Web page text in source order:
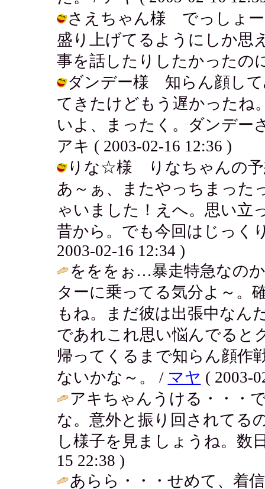
さえちゃん様 でっしょー
盛り上げてるようにしか思
事を話したりしたかったの
ダンデー様 知らん顔して
てきたけどもう遅かったね
いよ、まったく。ダンデー
アキ ( 2003-02-16 12:36 )
りな☆様 りなちゃんの予
あ～ぁ、またやっちまった
ゃいました！えへ。思い立
昔から。でも今回はじっく
2003-02-16 12:34 )
をををぉ…暴走特急なの
ターに乗ってる気分よ～。
もね。まだ彼は出張中なん
であれこれ思い悩んでると
帰ってくるまで知らん顔作
ないかな～。 / マヤ ( 2003-
アキちゃんうける・・・
な。意外と振り回されてる
し様子を見ましょうね。数
15 22:38 )
あらら・・・せめて、着